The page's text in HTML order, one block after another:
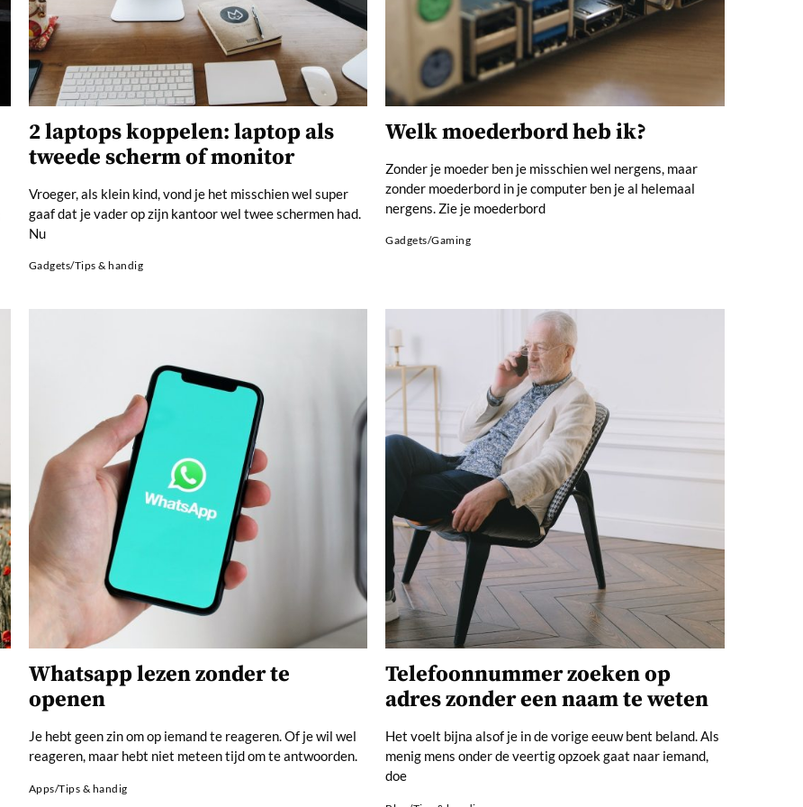
2 laptops koppelen: laptop als
tweede scherm of monitor
Vroeger, als klein kind, vond je het misschien wel super
gaaf dat je vader op zijn kantoor wel twee schermen had.
Nu
Gadgets/Tips & handig
Welk moederbord heb ik?
Zonder je moeder ben je misschien wel nergens, maar
zonder moederbord in je computer ben je al helemaal
nergens. Zie je moederbord
Gadgets/Gaming
Whatsapp lezen zonder te
openen
Je hebt geen zin om op iemand te reageren. Of je wil wel
reageren, maar hebt niet meteen tijd om te antwoorden.
Apps/Tips & handig
Telefoonnummer zoeken op
adres zonder een naam te weten
Het voelt bijna alsof je in de vorige eeuw bent beland. Als
menig mens onder de veertig opzoek gaat naar iemand,
doe